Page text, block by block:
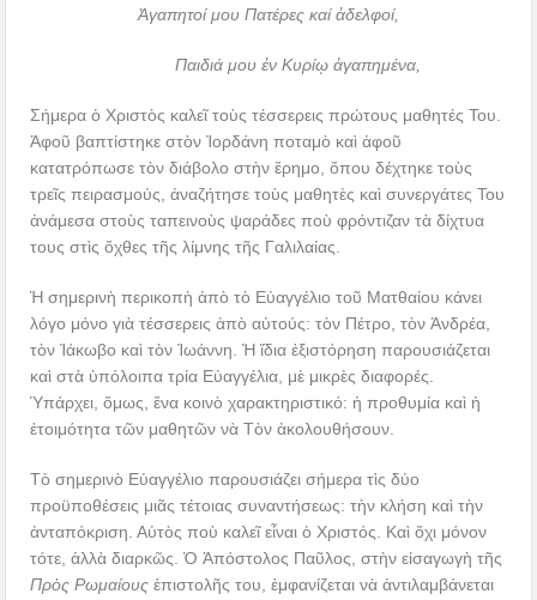
Ἀγαπητοί μου Πατέρες καί ἀδελφοί,
Παιδιά μου ἐν Κυρίῳ ἀγαπημένα,
Σήμερα ὁ Χριστὸς καλεῖ τοὺς τέσσερεις πρώτους μαθητές Του.
Ἀφοῦ βαπτίστηκε στὸν Ἰορδάνη ποταμὸ καὶ ἀφοῦ
κατατρόπωσε τὸν διάβολο στὴν ἔρημο, ὅπου δέχτηκε τοὺς
τρεῖς πειρασμούς, ἀναζήτησε τοὺς μαθητὲς καὶ συνεργάτες Του
ἀνάμεσα στοὺς ταπεινοὺς ψαράδες ποὺ φρόντιζαν τὰ δίχτυα
τους στὶς ὄχθες τῆς λίμνης τῆς Γαλιλαίας.
Ἡ σημερινὴ περικοπὴ ἀπὸ τὸ Εὐαγγέλιο τοῦ Ματθαίου κάνει
λόγο μόνο γιὰ τέσσερεις ἀπὸ αὐτούς: τὸν Πέτρο, τὸν Ἀνδρέα,
τὸν Ἰάκωβο καὶ τὸν Ἰωάννη. Ἡ ἴδια ἐξιστόρηση παρουσιάζεται
καὶ στὰ ὑπόλοιπα τρία Εὐαγγέλια, μὲ μικρὲς διαφορές.
Ὑπάρχει, ὅμως, ἕνα κοινὸ χαρακτηριστικό: ἡ προθυμία καὶ ἡ
ἑτοιμότητα τῶν μαθητῶν νὰ Τὸν ἀκολουθήσουν.
Τὸ σημερινὸ Εὐαγγέλιο παρουσιάζει σήμερα τὶς δύο
προϋποθέσεις μιᾶς τέτοιας συναντήσεως: τὴν κλήση καὶ τὴν
ἀνταπόκριση. Αὐτὸς ποὺ καλεῖ εἶναι ὁ Χριστός. Καὶ ὄχι μόνον
τότε, ἀλλὰ διαρκῶς. Ὁ Ἀπόστολος Παῦλος, στὴν εἰσαγωγὴ τῆς
Πρὸς Ρωμαίους ἐπιστολῆς του, ἐμφανίζεται νὰ ἀντιλαμβάνεται